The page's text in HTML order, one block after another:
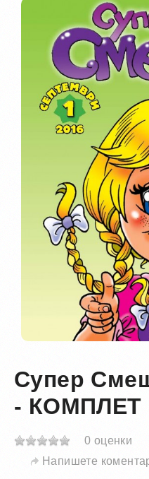
Супер
- КОМПЛЕТ
0 оценки
Напишете